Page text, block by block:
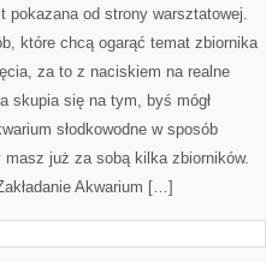
pokazana od strony warsztatowej.
które chcą ogarąć temat zbiornika
za to z naciskiem na realne
skupia się na tym, byś mógł
słodkowodne w sposób
już za sobą kilka zbiorników.
Akwarium […]